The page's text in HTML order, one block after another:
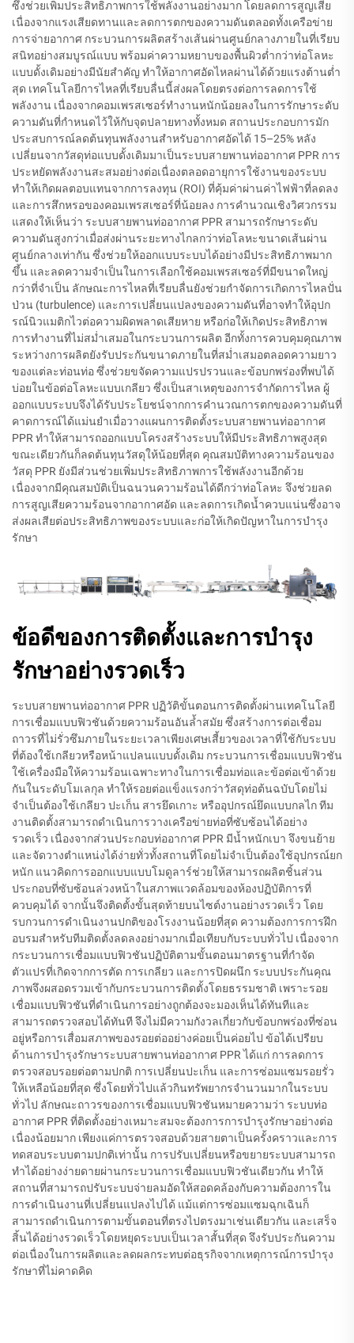
ซึ่งช่วยเพิ่มประสิทธิภาพการใช้พลังงานอย่างมาก โดยลดการสูญเสีย
เนื่องจากแรงเสียดทานและลดการตกของความดันตลอดทั้งเครือข่าย
การจ่ายอากาศ กระบวนการผลิตสร้างเส้นผ่านศูนย์กลางภายในที่เรียบ
สนิทอย่างสมบูรณ์แบบ พร้อมค่าความหยาบของพื้นผิวต่ำกว่าท่อโลหะ
แบบดั้งเดิมอย่างมีนัยสำคัญ ทำให้อากาศอัดไหลผ่านได้ด้วยแรงต้านต่ำ
สุด เทคโนโลยีการไหลที่เรียบลื่นนี้ส่งผลโดยตรงต่อการลดการใช้
พลังงาน เนื่องจากคอมเพรสเซอร์ทำงานหนักน้อยลงในการรักษาระดับ
ความดันที่กำหนดไว้ให้กับจุดปลายทางทั้งหมด สถานประกอบการมัก
ประสบการณ์ลดต้นทุนพลังงานสำหรับอากาศอัดได้ 15–25% หลัง
เปลี่ยนจากวัสดุท่อแบบดั้งเดิมมาเป็นระบบสายพานท่ออากาศ PPR การ
ประหยัดพลังงานสะสมอย่างต่อเนื่องตลอดอายุการใช้งานของระบบ
ทำให้เกิดผลตอบแทนจากการลงทุน (ROI) ที่คุ้มค่าผ่านค่าไฟฟ้าที่ลดลง
และการสึกหรอของคอมเพรสเซอร์ที่น้อยลง การคำนวณเชิงวิศวกรรม
แสดงให้เห็นว่า ระบบสายพานท่ออากาศ PPR สามารถรักษาระดับ
ความดันสูงกว่าเมื่อส่งผ่านระยะทางไกลกว่าท่อโลหะขนาดเส้นผ่าน
ศูนย์กลางเท่ากัน ซึ่งช่วยให้ออกแบบระบบได้อย่างมีประสิทธิภาพมาก
ขึ้น และลดความจำเป็นในการเลือกใช้คอมเพรสเซอร์ที่มีขนาดใหญ่
กว่าที่จำเป็น ลักษณะการไหลที่เรียบลื่นยังช่วยกำจัดการเกิดการไหลปั่น
ป่วน (turbulence) และการเปลี่ยนแปลงของความดันที่อาจทำให้อุปก
รณ์นิวแมติกไวต่อความผิดพลาดเสียหาย หรือก่อให้เกิดประสิทธิภาพ
การทำงานที่ไม่สม่ำเสมอในกระบวนการผลิต อีกทั้งการควบคุมคุณภาพ
ระหว่างการผลิตยังรับประกันขนาดภายในที่สม่ำเสมอตลอดความยาว
ของแต่ละท่อนท่อ ซึ่งช่วยขจัดความแปรปรวนและข้อบกพร่องที่พบได้
บ่อยในข้อต่อโลหะแบบเกลียว ซึ่งเป็นสาเหตุของการจำกัดการไหล ผู้
ออกแบบระบบจึงได้รับประโยชน์จากการคำนวณการตกของความดันที่
คาดการณ์ได้แม่นยำเมื่อวางแผนการติดตั้งระบบสายพานท่ออากาศ
PPR ทำให้สามารถออกแบบโครงสร้างระบบให้มีประสิทธิภาพสูงสุด
ขณะเดียวกันก็ลดต้นทุนวัสดุให้น้อยที่สุด คุณสมบัติทางความร้อนของ
วัสดุ PPR ยังมีส่วนช่วยเพิ่มประสิทธิภาพการใช้พลังงานอีกด้วย
เนื่องจากมีคุณสมบัติเป็นฉนวนความร้อนได้ดีกว่าท่อโลหะ จึงช่วยลด
การสูญเสียความร้อนจากอากาศอัด และลดการเกิดน้ำควบแน่นซึ่งอาจ
ส่งผลเสียต่อประสิทธิภาพของระบบและก่อให้เกิดปัญหาในการบำรุง
รักษา
ข้อดีของการติดตั้งและการบำรุง
รักษาอย่างรวดเร็ว
ระบบสายพานท่ออากาศ PPR ปฏิวัติขั้นตอนการติดตั้งผ่านเทคโนโลยี
การเชื่อมแบบฟิวชันด้วยความร้อนอันล้ำสมัย ซึ่งสร้างการต่อเชื่อม
ถาวรที่ไม่รั่วซึมภายในระยะเวลาเพียงเศษเสี้ยวของเวลาที่ใช้กับระบบ
ที่ต้องใช้เกลียวหรือหน้าแปลนแบบดั้งเดิม กระบวนการเชื่อมแบบฟิวชัน
ใช้เครื่องมือให้ความร้อนเฉพาะทางในการเชื่อมท่อและข้อต่อเข้าด้วย
กันในระดับโมเลกุล ทำให้รอยต่อแข็งแรงกว่าวัสดุท่อต้นฉบับโดยไม่
จำเป็นต้องใช้เกลียว ปะเก็น สารยึดเกาะ หรืออุปกรณ์ยึดแบบกลไก ทีม
งานติดตั้งสามารถดำเนินการวางเครือข่ายท่อที่ซับซ้อนได้อย่าง
รวดเร็ว เนื่องจากส่วนประกอบท่ออากาศ PPR มีน้ำหนักเบา จึงขนย้าย
และจัดวางตำแหน่งได้ง่ายทั่วทั้งสถานที่โดยไม่จำเป็นต้องใช้อุปกรณ์ยก
หนัก แนวคิดการออกแบบแบบโมดูลาร์ช่วยให้สามารถผลิตชิ้นส่วน
ประกอบที่ซับซ้อนล่วงหน้าในสภาพแวดล้อมของห้องปฏิบัติการที่
ควบคุมได้ จากนั้นจึงติดตั้งขั้นสุดท้ายบนไซต์งานอย่างรวดเร็ว โดย
รบกวนการดำเนินงานปกติของโรงงานน้อยที่สุด ความต้องการการฝึก
อบรมสำหรับทีมติดตั้งลดลงอย่างมากเมื่อเทียบกับระบบทั่วไป เนื่องจาก
กระบวนการเชื่อมแบบฟิวชันปฏิบัติตามขั้นตอนมาตรฐานที่กำจัด
ตัวแปรที่เกิดจากการตัด การเกลียว และการปิดผนึก ระบบประกันคุณ
ภาพจึงผสอดรวมเข้ากับกระบวนการติดตั้งโดยธรรมชาติ เพราะรอย
เชื่อมแบบฟิวชันที่ดำเนินการอย่างถูกต้องจะมองเห็นได้ทันทีและ
สามารถตรวจสอบได้ทันที จึงไม่มีความกังวลเกี่ยวกับข้อบกพร่องที่ซ่อน
อยู่หรือการเสื่อมสภาพของรอยต่ออย่างค่อยเป็นค่อยไป ข้อได้เปรียบ
ด้านการบำรุงรักษาระบบสายพานท่ออากาศ PPR ได้แก่ การลดการ
ตรวจสอบรอยต่อตามปกติ การเปลี่ยนปะเก็น และการซ่อมแซมรอยรั่ว
ให้เหลือน้อยที่สุด ซึ่งโดยทั่วไปแล้วกินทรัพยากรจำนวนมากในระบบ
ทั่วไป ลักษณะถาวรของการเชื่อมแบบฟิวชันหมายความว่า ระบบท่อ
อากาศ PPR ที่ติดตั้งอย่างเหมาะสมจะต้องการการบำรุงรักษาอย่างต่อ
เนื่องน้อยมาก เพียงแค่การตรวจสอบด้วยสายตาเป็นครั้งคราวและการ
ทดสอบระบบตามปกติเท่านั้น การปรับเปลี่ยนหรือขยายระบบสามารถ
ทำได้อย่างง่ายดายผ่านกระบวนการเชื่อมแบบฟิวชันเดียวกัน ทำให้
สถานที่สามารถปรับระบบจ่ายลมอัดให้สอดคล้องกับความต้องการใน
การดำเนินงานที่เปลี่ยนแปลงไปได้ แม้แต่การซ่อมแซมฉุกเฉินก็
สามารถดำเนินการตามขั้นตอนที่ตรงไปตรงมาเช่นเดียวกัน และเสร็จ
สิ้นได้อย่างรวดเร็วโดยหยุดระบบเป็นเวลาสั้นที่สุด จึงรับประกันความ
ต่อเนื่องในการผลิตและลดผลกระทบต่อธุรกิจจากเหตุการณ์การบำรุง
รักษาที่ไม่คาดคิด